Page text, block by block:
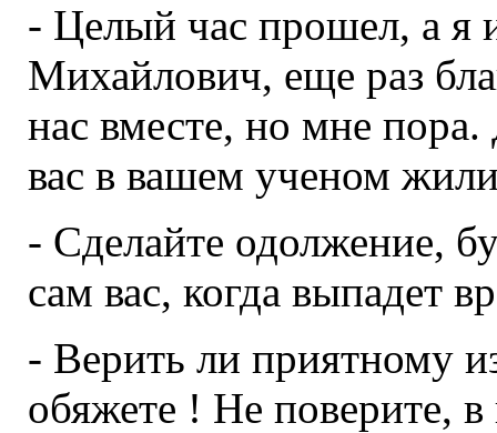
- Целый час прошел, а я
Михайлович, еще раз
нас вместе, но мне
вас в вашем ученом
- Сделайте одолжение,
сам вас, когда выпадет
- Верить ли приятному
обяжете ! Не поверите,